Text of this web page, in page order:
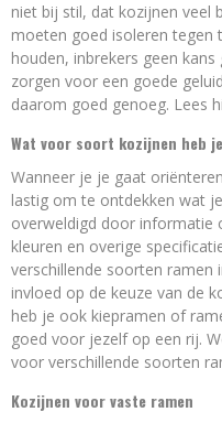
niet bij stil, dat kozijnen veel
moeten goed isoleren tegen
houden, inbrekers geen
zorgen voor een goede
daarom goed genoeg. Lees
Wat voor soort kozijnen heb
Wanneer je je gaat
lastig om te ontdekken wat
overweldigd door informatie
kleuren en overige
verschillende soorten ramen
invloed op de keuze van de
heb je ook kiepramen of
goed voor jezelf op een rij.
voor verschillende soorten
Kozijnen voor vaste ramen